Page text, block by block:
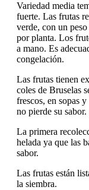
Variedad media
fuerte. Las frutas
verde, con un
por planta. Los
a mano. Es
congelación.
Las frutas tienen
coles de Bruselas
frescos, en sopas
no pierde su sabor.
La primera
helada ya que las
sabor.
Las frutas están
la siembra.